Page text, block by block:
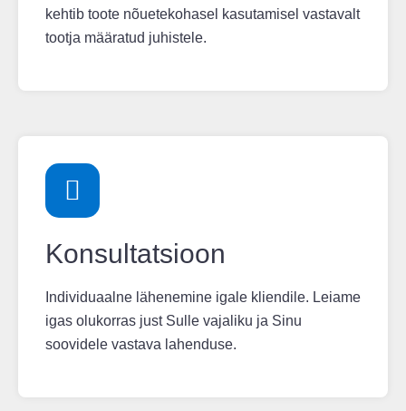
kehtib toote nõuetekohasel kasutamisel vastavalt
tootja määratud juhistele.
Konsultatsioon
Individuaalne lähenemine igale kliendile. Leiame
igas olukorras just Sulle vajaliku ja Sinu
soovidele vastava lahenduse.